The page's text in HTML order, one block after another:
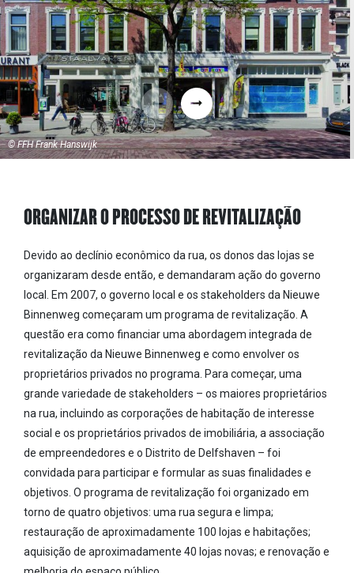
© FFH Frank Hanswijk
ORGANIZAR O PROCESSO DE REVITALIZAÇÃO
Devido ao declínio econômico da rua, os donos das lojas se
organizaram desde então, e demandaram ação do governo
local. Em 2007, o governo local e os stakeholders da Nieuwe
Binnenweg começaram um programa de revitalização. A
questão era como financiar uma abordagem integrada de
revitalização da Nieuwe Binnenweg e como envolver os
proprietários privados no programa. Para começar, uma
grande variedade de stakeholders – os maiores proprietários
na rua, incluindo as corporações de habitação de interesse
social e os proprietários privados de imobiliária, a associação
de empreendedores e o Distrito de Delfshaven – foi
convidada para participar e formular as suas finalidades e
objetivos. O programa de revitalização foi organizado em
torno de quatro objetivos: uma rua segura e limpa;
restauração de aproximadamente 100 lojas e habitações;
aquisição de aproximadamente 40 lojas novas; e renovação e